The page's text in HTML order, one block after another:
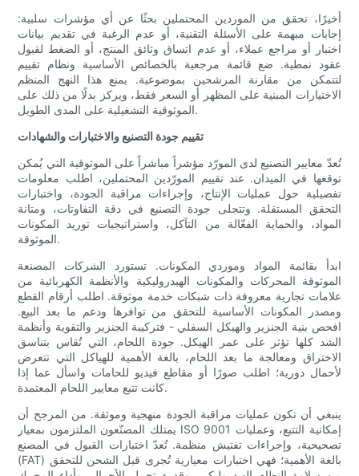
أخيرًا، تحقق من الموردين المحتملين بحثًا عن أي مؤشرات سلبية:
إجابات مبهمة على الأسئلة التقنية، أو عدم الرغبة في تقديم بيانات
اختبار أو مراجع عملاء، أو عدم اتساق وثائق المنتج، أو الضغط لقبول
عقود نمطية. ضع قائمة مرجعية بالخصائص الأساسية ونظام تقييم
لتتمكن من مقارنة المرشحين بموضوعية. يمنع هذا النهج المنظم
الاختيارات المبنية على المظهر أو السعر فقط، ويركز بدلًا من ذلك على
الموثوقية التشغيلية على المدى الطويل.
تقييم جودة التصنيع والاختبارات والشهادات
تُعدّ معايير التصنيع لدى المورّد مؤشراً مباشراً على الموثوقية التي يُمكن
توقعها في الميدان. عند تقييم المورّدين المحتملين، اطلب معلومات
تفصيلية حول عمليات الإنتاج، وإجراءات مراقبة الجودة، واختبارات
التحقق المستقلة. وتتجلى جودة التصنيع في دقة التفاوتات، ومتانة
المواد، والحماية الفعّالة من التآكل، واستراتيجيات توريد المكونات
الموثوقة.
ابدأ بقائمة المواد وموردي المكونات. تستورد الشركات المصنعة
الموثوقة المحركات والمكونات الهيدروليكية والأنظمة الكهربائية من
علامات تجارية معروفة ذات شبكات خدمة موثوقة. اطلب أرقام القطع
ومصدر المكونات الأساسية للتحقق من توافرها ودعم ما بعد البيع.
افحص بنية الجنزير والهيكل السفلي - فتركيبة الجنزير والتقوية وأنظمة
الشد كلها تؤثر على عمر الهيكل. جودة اللحام، التي تُقاس بتناسق
الاختراق ومعالجة ما بعد اللحام، بالغة الأهمية للهياكل التي تتعرض
لأحمال دورية؛ اطلب صورًا أو مقاطع فيديو للحامات واسأل عما إذا
كانت تتبع معايير اللحام المعتمدة.
ينبغي أن تكون عمليات مراقبة الجودة منهجية وموثقة. من المرجح أن
يمتلك المصنّعون الملتزمون بمعيار ISO 9001 إمكانية التتبع، وعمليات
تصحيحية، وإجراءات تفتيش منظمة. تُعدّ اختبارات القبول في المصنع
(FAT) بالغة الأهمية؛ فهي اختبارات معيارية تُجرى قبل الشحن للتحقق